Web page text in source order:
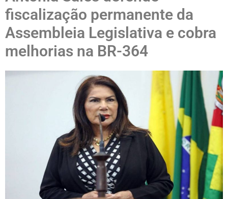
fiscalização permanente da
Assembleia Legislativa e cobra
melhorias na BR-364